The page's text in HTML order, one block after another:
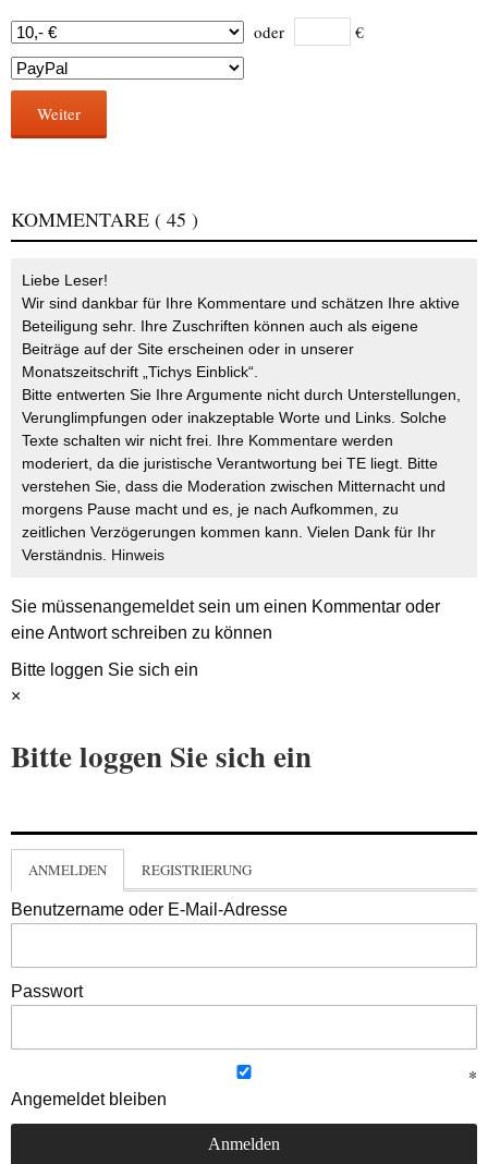
oder €
Weiter
KOMMENTARE ( 45 )
Liebe Leser!
Wir sind dankbar für Ihre Kommentare und schätzen Ihre aktive
Beteiligung sehr. Ihre Zuschriften können auch als eigene
Beiträge auf der Site erscheinen oder in unserer
Monatszeitschrift „Tichys Einblick“.
Bitte entwerten Sie Ihre Argumente nicht durch Unterstellungen,
Verunglimpfungen oder inakzeptable Worte und Links. Solche
Texte schalten wir nicht frei. Ihre Kommentare werden
moderiert, da die juristische Verantwortung bei TE liegt. Bitte
verstehen Sie, dass die Moderation zwischen Mitternacht und
morgens Pause macht und es, je nach Aufkommen, zu
zeitlichen Verzögerungen kommen kann. Vielen Dank für Ihr
Verständnis. Hinweis
Sie müssenangemeldetsein um einen Kommentar oder
eine Antwort schreiben zu können
Bitte loggen Sie sich ein
×
Bitte loggen Sie sich ein
ANMELDEN REGISTRIERUNG
Benutzername oder E-Mail-Adresse
Passwort
Angemeldet bleiben